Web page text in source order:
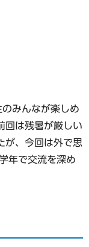
みんなが楽しめ
回は残暑が厳しい
が、今回は外で思
年で交流を深め